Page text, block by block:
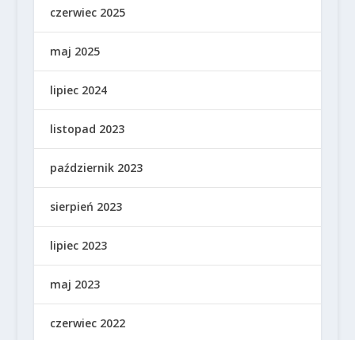
czerwiec 2025
maj 2025
lipiec 2024
listopad 2023
październik 2023
sierpień 2023
lipiec 2023
maj 2023
czerwiec 2022